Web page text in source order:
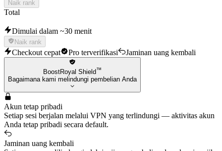
Naik rank
Total
Dimulai dalam ~30 menit
Naik rank
Checkout cepat Pro terverifikasi Jaminan uang kembali
BoostRoyal Shield™
Bagaimana kami melindungi pembelian Anda
Akun tetap pribadi
Setiap sesi berjalan melalui VPN yang terlindungi — aktivitas akun
Anda tetap pribadi secara default.
Jaminan uang kembali